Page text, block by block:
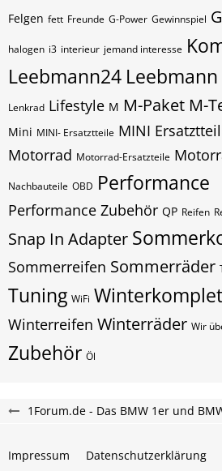
Felgen fett Freunde G-Power Gewinnspiel
halogen i3 interieur jemand interesse
Leebmann24
Lenkrad Lifestyle M M-Paket M-
Mini MINI- Ersatztteile MINI
Motorrad Motorrad-Ersatzteile
Nachbauteile OBD Performance
Performance Zubehör QP Reifen
Snap In Adapter
Sommerreifen Sommerräder
Tuning WiFi
Winterreifen Winterräder Wir
Zubehör Öl
1Forum.de - Das BMW 1er und
Impressum Datenschutzerklärung